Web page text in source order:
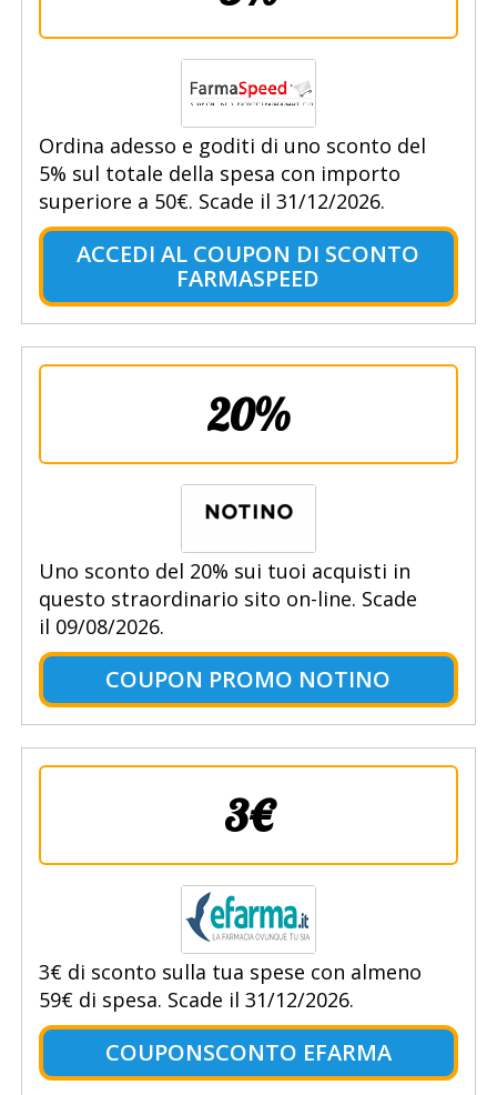
Ordina adesso e goditi di uno sconto del
5% sul totale della spesa con importo
superiore a 50€. Scade il 31/12/2026.
ACCEDI AL COUPON DI SCONTO
FARMASPEED
20%
Uno sconto del 20% sui tuoi acquisti in
questo straordinario sito on-line. Scade
il 09/08/2026.
COUPON PROMO NOTINO
3€
3€ di sconto sulla tua spese con almeno
59€ di spesa. Scade il 31/12/2026.
COUPONSCONTO EFARMA